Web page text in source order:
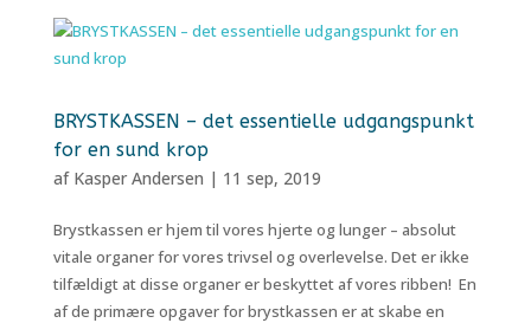
BRYSTKASSEN – det essentielle udgangspunkt
for en sund krop
af Kasper Andersen | 11 sep, 2019
Brystkassen er hjem til vores hjerte og lunger – absolut
vitale organer for vores trivsel og overlevelse. Det er ikke
tilfældigt at disse organer er beskyttet af vores ribben! En
af de primære opgaver for brystkassen er at skabe en